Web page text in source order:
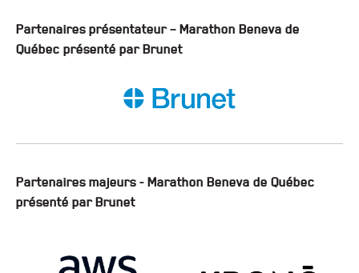
Partenaires présentateur – Marathon Beneva de
Québec présenté par Brunet
Partenaires majeurs - Marathon Beneva de Québec
présenté par Brunet